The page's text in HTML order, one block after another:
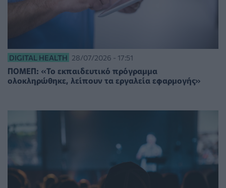
DIGITAL HEALTH 28/07/2026 - 17:51
ΠΟΜΕΠ: «Το εκπαιδευτικό πρόγραμμα
ολοκληρώθηκε, λείπουν τα εργαλεία εφαρμογής»